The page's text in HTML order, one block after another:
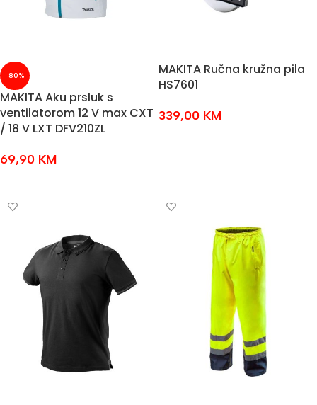
-80%
MAKITA Aku prsluk s
ventilatorom 12 V max CXT
/ 18 V LXT DFV210ZL
69,90 KM
MAKITA Ručna kružna pila
HS7601
339,00 KM